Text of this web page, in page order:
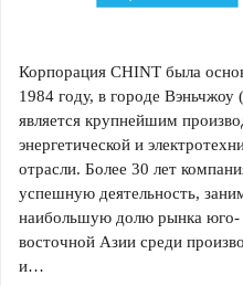
Корпорация CHINT была
1984 году, в городе Вэньчжоу
является крупнейшим
энергетической и
отрасли. Более 30 лет
успешную деятельность,
наибольшую долю рынка юго-
восточной Азии среди
и…